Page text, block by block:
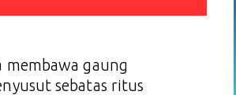
membawa gaung
sebatas ritus